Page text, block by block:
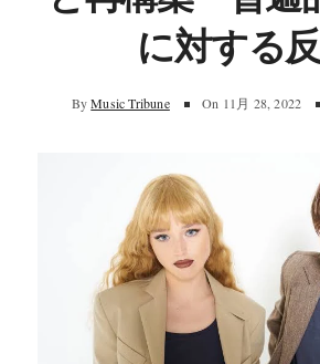
に対する
By Music Tribune On 11月 28, 2022